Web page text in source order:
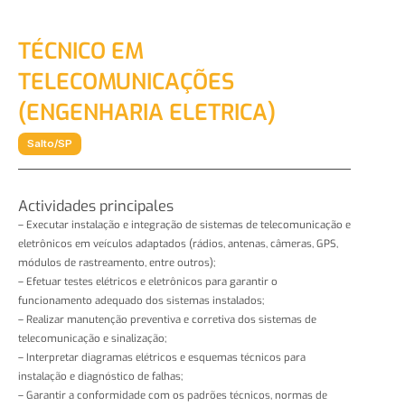
TÉCNICO EM
TELECOMUNICAÇÕES
(ENGENHARIA ELETRICA)
Salto/SP
Actividades principales
– Executar instalação e integração de sistemas de telecomunicação e
eletrônicos em veículos adaptados (rádios, antenas, câmeras, GPS,
módulos de rastreamento, entre outros);
– Efetuar testes elétricos e eletrônicos para garantir o
funcionamento adequado dos sistemas instalados;
– Realizar manutenção preventiva e corretiva dos sistemas de
telecomunicação e sinalização;
– Interpretar diagramas elétricos e esquemas técnicos para
instalação e diagnóstico de falhas;
– Garantir a conformidade com os padrões técnicos, normas de